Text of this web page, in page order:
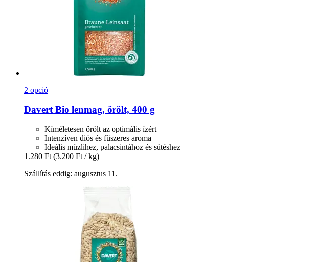
2 opció
DavertBio lenmag, őrölt, 400 g
Kíméletesen őrölt az optimális ízért
Intenzíven diós és fűszeres aroma
Ideális müzlihez, palacsintához és sütéshez
1.280 Ft (3.200 Ft / kg)
Szállítás eddig: augusztus 11.